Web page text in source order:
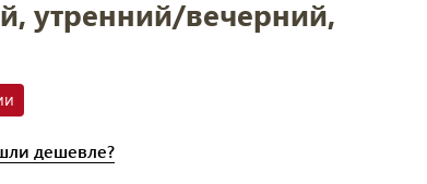
утренний/вечерний,
дешевле?